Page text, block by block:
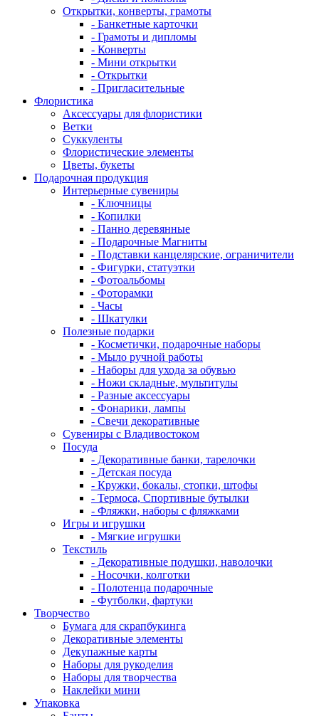
Открытки, конверты, грамоты
- Банкетные карточки
- Грамоты и дипломы
- Конверты
- Мини открытки
- Открытки
- Пригласительные
Флористика
Аксессуары для флористики
Ветки
Суккуленты
Флористические элементы
Цветы, букеты
Подарочная продукция
Интерьерные сувениры
- Ключницы
- Копилки
- Панно деревянные
- Подарочные Магниты
- Подставки канцелярские, ограничители
- Фигурки, статуэтки
- Фотоальбомы
- Фоторамки
- Часы
- Шкатулки
Полезные подарки
- Косметички, подарочные наборы
- Мыло ручной работы
- Наборы для ухода за обувью
- Ножи складные, мультитулы
- Разные аксессуары
- Фонарики, лампы
- Свечи декоративные
Сувениры с Владивостоком
Посуда
- Декоративные банки, тарелочки
- Детская посуда
- Кружки, бокалы, стопки, штофы
- Термоса, Спортивные бутылки
- Фляжки, наборы с фляжками
Игры и игрушки
- Мягкие игрушки
Текстиль
- Декоративные подушки, наволочки
- Носочки, колготки
- Полотенца подарочные
- Футболки, фартуки
Творчество
Бумага для скрапбукинга
Декоративные элементы
Декупажные карты
Наборы для рукоделия
Наборы для творчества
Наклейки мини
Упаковка